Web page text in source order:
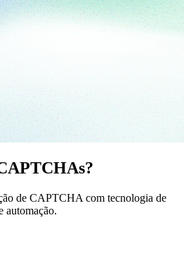
de CAPTCHA com tecnologia de
automação.